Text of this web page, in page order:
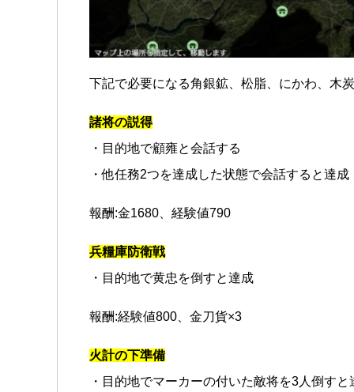
下記で必要になる角銀鉱、松脂、にかわ、木
諸将の説得
・目的地で顧雍と会話する
・他任務2つを達成した状態で会話すると達成
報酬:金1680、経験値790
兵糧庫防衛戦
・目的地で黄忠を倒すと達成
報酬:経験値800、金刀貨×3
火計の下準備
・目的地でマーカーの付いた敵将を3人倒すと